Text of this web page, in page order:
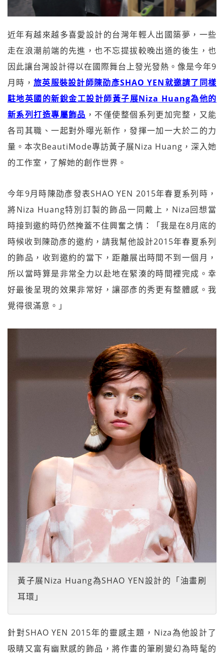
近年有越來越多喜愛設計的台灣年輕人出國築夢，一些
走在浪潮前端的先進，也不忘提拔較晚出道的後生，也
因此讓台灣設計得以在國際舞台上發光發熱。像是今年9
月時， 旅英服裝設計師陳劭彥SHAO YEN就邀請了同樣
駐地英國的新銳金工設計師黃子展Niza Huang為他的
新系列打造專屬飾品 ，不僅使整個系列更加完整，又能
各司其職、一起對外曝光新作，發揮一加一大於二的力
量。本次BeautiMode專訪黃子展Niza Huang，深入她
的工作室，了解她的創作世界。
今年9月時陳劭彥發表SHAO YEN 2015年春夏系列時，
將Niza Huang特別訂製的飾品一同戴上，Niza回想當
時接到邀約時仍然掩蓋不住興奮之情：「我是在8月底的
時候收到陳劭彥的邀約，請我幫他設計2015年春夏系列
的飾品，收到邀約的當下，距離展出時間不到一個月，
所以當時算是非常全力以赴地在緊湊的時間裡完成。幸
好最後呈現的效果非常好，讓邵彥的秀更有整體感。我
覺得很滿意。」
黃子展Niza Huang為SHAO YEN設計的「油畫刷
耳環」
針對SHAO YEN 2015年的靈感主題，Niza為他設計了
吸睛又富有幽默感的飾品，將作畫的筆刷變幻為時髦的